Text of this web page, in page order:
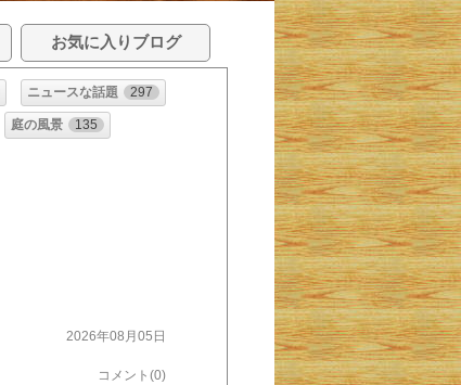
お気に入りブログ
ニュースな話題 297
庭の風景 135
2026年08月05日
コメント(0)